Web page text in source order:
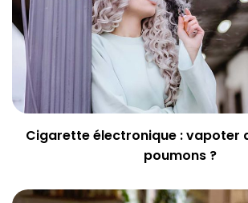
Cigarette électronique : vapoter
poumons ?